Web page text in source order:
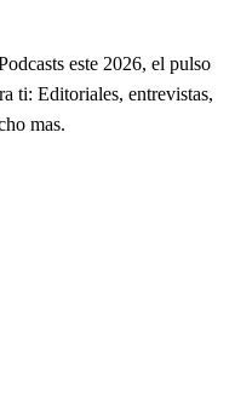
este 2026, el pulso
ti: Editoriales, entrevistas,
mas.